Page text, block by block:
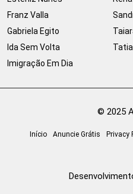
Franz Valla
Gabriela Egito
Ida Sem Volta
Imigração Em Dia
© 2025
Início Anuncie Grátis Privacy